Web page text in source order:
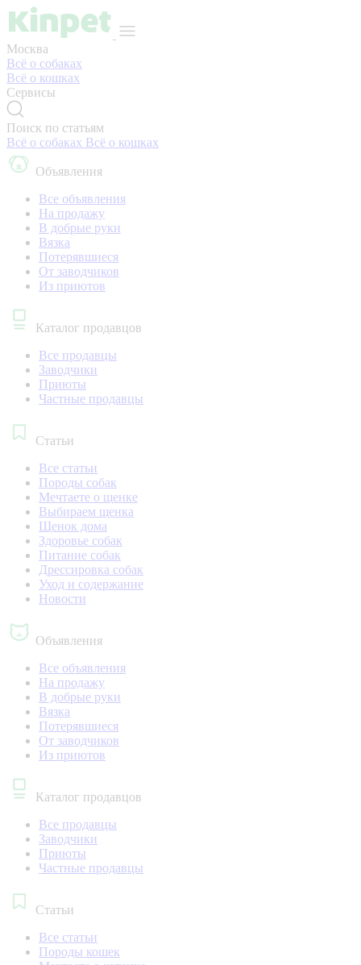
Москва
Всё о собаках
Всё о кошках
Сервисы
Поиск по статьям
Всё о собаках Всё о кошках
Объявления
Все объявления
На продажу
В добрые руки
Вязка
Потерявшиеся
От заводчиков
Из приютов
Каталог продавцов
Все продавцы
Заводчики
Приюты
Частные продавцы
Статьи
Все статьи
Породы собак
Мечтаете о щенке
Выбираем щенка
Щенок дома
Здоровье собак
Питание собак
Дрессировка собак
Уход и содержание
Новости
Объявления
Все объявления
На продажу
В добрые руки
Вязка
Потерявшиеся
От заводчиков
Из приютов
Каталог продавцов
Все продавцы
Заводчики
Приюты
Частные продавцы
Статьи
Все статьи
Породы кошек